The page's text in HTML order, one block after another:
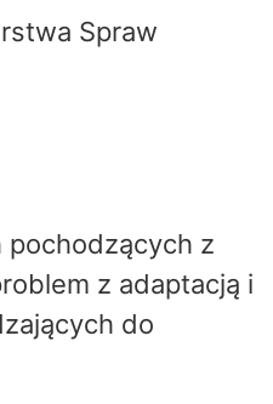
Spraw
pochodzących z
z adaptacją i
do